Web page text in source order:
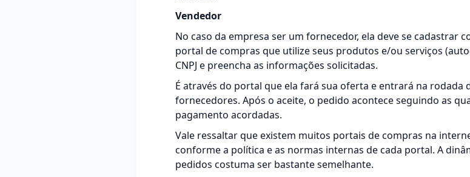
Vendedor
No caso da empresa ser um fornecedor, ela deve se cadastrar
portal de compras que utilize seus produtos e/ou serviços
CNPJ e preencha as informações solicitadas.
É através do portal que ela fará sua oferta e entrará na rodada
fornecedores. Após o aceite, o pedido acontece seguindo as
pagamento acordadas.
Vale ressaltar que existem muitos portais de compras na
conforme a política e as normas internas de cada portal. A
pedidos costuma ser bastante semelhante.